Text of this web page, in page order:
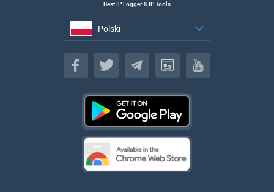
Best IP Logger & IP Tools
Polski
Polski